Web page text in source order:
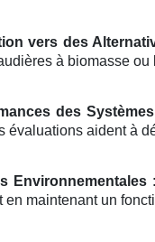
vers des
à biomasse ou
des Systèmes
évaluations aident à
Environnementales
en maintenant un